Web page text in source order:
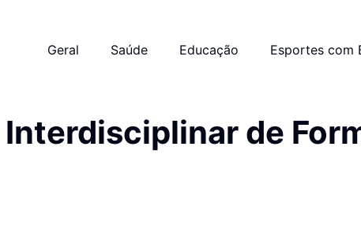
Geral Saúde Educação Esportes com
de